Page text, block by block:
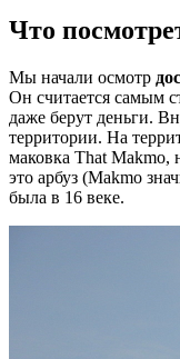
Что
Мы начали осмотр
Он считается самым
даже берут деньги.
территории. На
маковка That Makmo,
это арбуз (Makmo
была в 16 веке.